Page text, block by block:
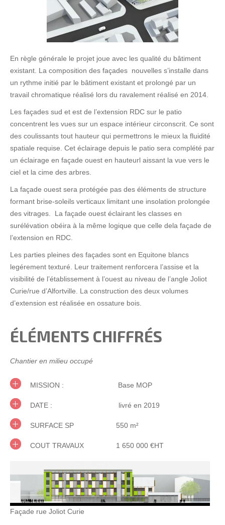
En règle générale le projet joue avec les qualité du bâtiment
existant. La composition des façades nouvelles s’installe dans
un rythme initié par le bâtiment existant et prolongé par un
travail chromatique réalisé lors du ravalement réalisé en 2014.
Les façades sud et est de l’extension RDC sur le patio
concentrent les vues sur un espace intérieur circonscrit. Ce sont
des coulissants tout hauteur qui permettrons le mieux la fluidité
spatiale requise. Cet éclairage depuis le patio sera complété par
un éclairage en façade ouest en hauteurl aissant la vue vers le
ciel et la cime des arbres.
La façade ouest sera protégée pas des éléments de structure
formant brise-soleils verticaux limitant une insolation prolongée
des vitrages. La façade ouest éclairant les classes en
surélévation obéira à la même logique que celle dela façade de
l’extension en RDC.
Les parties pleines des façades sont en Equitone blancs
legérement texturé. Leur traitement renforcera l’assise et la
visibilité de l’établissement à l’ouest au niveau de l’angle Joliot
Curie/rue d’Alfortville. La construction des deux volumes
d’extension est réalisée en ossature bois.
ÉLÉMENTS CHIFFRÉS
Chantier en milieu occupé
MISSION : Base MOP
DATE : livré en 2019
SURFACE SP 550 m²
COUT TRAVAUX 1 650 000 €HT
Façade rue Joliot Curie